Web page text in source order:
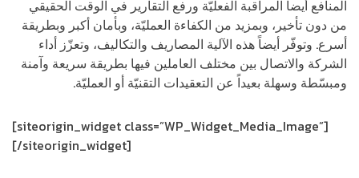
المنافع أيضاً المراقبة الفعليّة ورفع التقارير في الوقت الحقيقي
من دون تأخير، وبمزيد من الكفاءة العمليّة، وبأمان أكبر وبطريقة
أسرع. وتوفّر أيضاً هذه الآلية المصاريف والتكاليف، وتعزّز أداء
الشركة والاتصال بين مختلف العاملين فيها بطريقة سريعة وآمنة
ومبسّطة وسهلة بعيداً عن التعقيدات التقنيّة أو العمليّة.
[siteorigin_widget class=”WP_Widget_Media_Image”]
[/siteorigin_widget]